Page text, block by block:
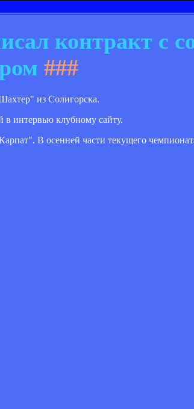
контракт с
###
из Солигорска.
в интервью клубному сайту.
В осенней части текущего